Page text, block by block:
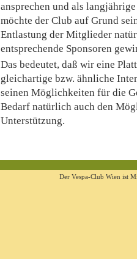
ansprechen und als
möchte der Club auf Grund
Entlastung der Mitglieder
entsprechende Sponsoren
Das bedeutet, daß wir eine
gleichartige bzw. ähnliche
seinen Möglichkeiten für die
Bedarf natürlich auch den
Unterstützung.
Der Vespa-Club Wien ist